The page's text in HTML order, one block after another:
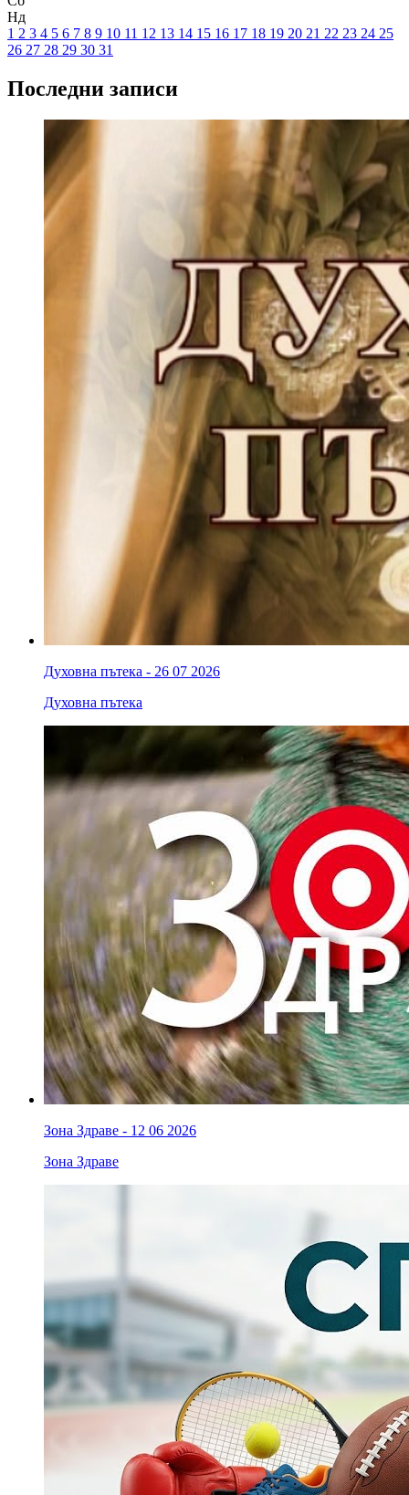
Нд
1 2 3 4 5 6 7 8 9 10 11 12 13 14 15 16 17 18 19 20 21 22 23 24 25
26 27 28 29 30 31
Последни записи
Духовна пътека - 26 07 2026
Духовна пътека
Зона Здраве - 12 06 2026
Зона Здраве